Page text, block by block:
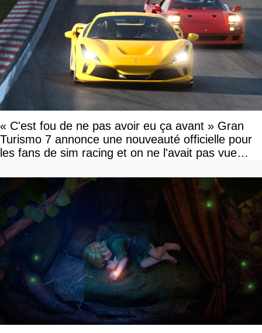
« C'est fou de ne pas avoir eu ça avant » Gran
Turismo 7 annonce une nouveauté officielle pour
les fans de sim racing et on ne l'avait pas vue